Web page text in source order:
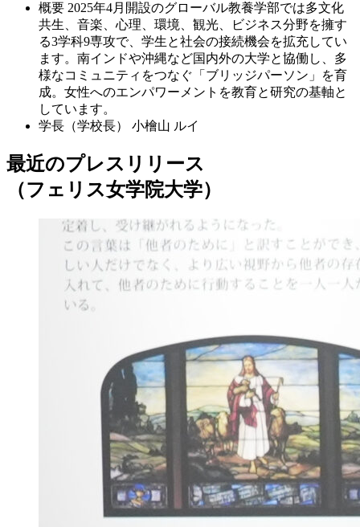
概要 2025年4月開設のグローバル教養学部では多文化
共生、音楽、心理、環境、観光、ビジネス分野を擁す
る3学科9専攻で、学生と社会の接続機会を拡充してい
ます。南インドや沖縄など国内外の大学と協働し、多
様なコミュニティをつなぐ「ブリッジパーソン」を育
成。女性へのエンパワーメントを教育と研究の基軸と
しています。
学長（学校長）
小檜山 ルイ
最近のプレスリリース
（フェリス女学院大学）